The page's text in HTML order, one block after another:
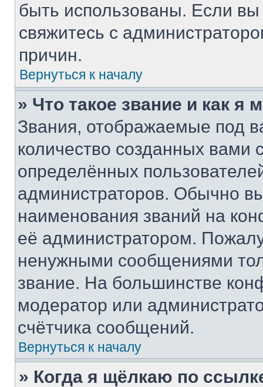
быть использованы. Если
свяжитесь с
причин.
Вернуться к началу
» Что такое звание и как я
Звания, отображаемые под
количество созданных
определённых
администраторов. Обычно
наименования званий на
её администратором.
ненужными сообщениями
звание. На большинстве
модератор или
счётчика сообщений.
Вернуться к началу
» Когда я щёлкаю по